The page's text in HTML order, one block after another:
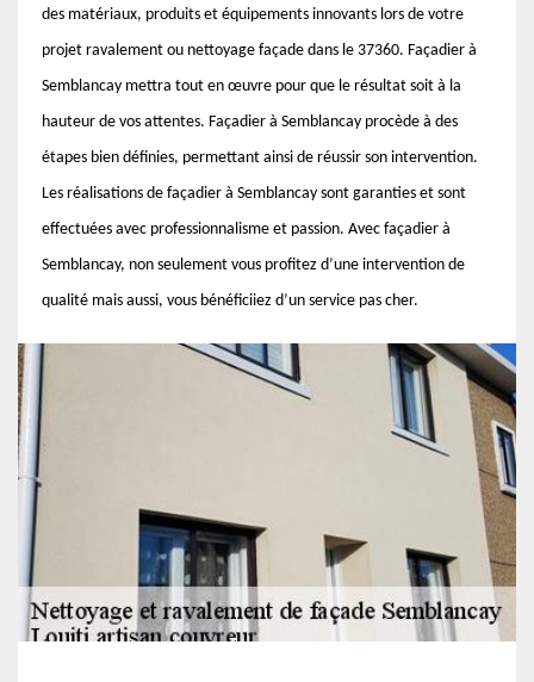
des matériaux, produits et équipements innovants lors de votre
projet ravalement ou nettoyage façade dans le 37360. Façadier à
Semblancay mettra tout en œuvre pour que le résultat soit à la
hauteur de vos attentes. Façadier à Semblancay procède à des
étapes bien définies, permettant ainsi de réussir son intervention.
Les réalisations de façadier à Semblancay sont garanties et sont
effectuées avec professionnalisme et passion. Avec façadier à
Semblancay, non seulement vous profitez d’une intervention de
qualité mais aussi, vous bénéficiiez d’un service pas cher.